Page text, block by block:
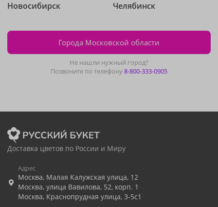
Новосибирск
Челябинск
Города Московской области
Не нашли нужный город?
Позвоните по телефону8-800-333-0905
Доставка цветов по России и Миру
Адрес
Москва, Малая Калужская улица, 12
Москва, улица Вавилова, 52, корп. 1
Москва, Краснопрудная улица, 3-5с1